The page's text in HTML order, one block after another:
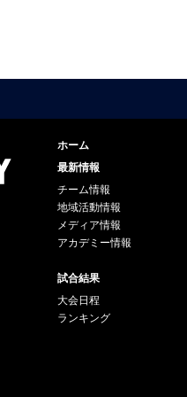
ホーム
最新情報
チーム情報
地域活動情報
メディア情報
アカデミー情報
試合結果
大会日程
ランキング